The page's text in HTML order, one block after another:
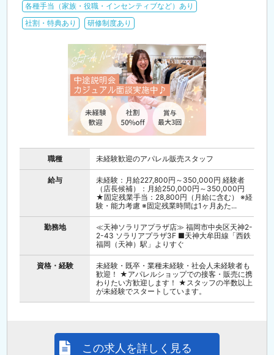
各種手当（家族・役職・インセンティブなど）あり
社割・特典あり
研修制度あり
職種 未経験歓迎のアパレル販売スタッフ
給与
未経験：月給227,800円～350,000円 経験者
（店長候補）：月給250,000円～350,000円
★固定残業手当：28,800円（月給に含む） ※経
験・能力考慮 ※固定残業時間は1ヶ月あた...
勤務地
≪天神ソラリアプラザ店≫ 福岡市中央区天神2-
2-43 ソラリアプラザ3F ■天神大牟田線「西鉄
福岡（天神）駅」よりすぐ
資格・経験
未経験・既卒・業種未経験・社会人未経験者も
歓迎！ ★アパレルショップでの接客・販売に携
わりたい方歓迎します！ ★スタッフの半数以上
が未経験でスタートしています。
この求人を詳しく見る